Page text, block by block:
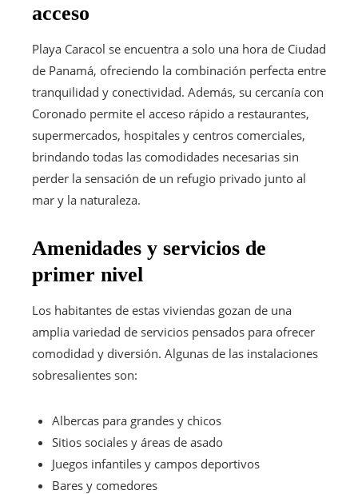
acceso
Playa Caracol se encuentra a solo una hora de Ciudad
de Panamá, ofreciendo la combinación perfecta entre
tranquilidad y conectividad. Además, su cercanía con
Coronado permite el acceso rápido a restaurantes,
supermercados, hospitales y centros comerciales,
brindando todas las comodidades necesarias sin
perder la sensación de un refugio privado junto al
mar y la naturaleza.
Amenidades y servicios de
primer nivel
Los habitantes de estas viviendas gozan de una
amplia variedad de servicios pensados para ofrecer
comodidad y diversión. Algunas de las instalaciones
sobresalientes son:
Albercas para grandes y chicos
Sitios sociales y áreas de asado
Juegos infantiles y campos deportivos
Bares y comedores